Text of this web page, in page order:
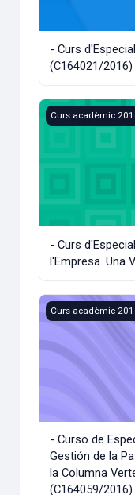
- Curs
(C164021/2016)
- Curs
Curs acadèmic
- Curs
l'Empresa. Una
- Curso de
Curs acadèmic
- Curso de
Gestión de la
la Columna
(C164059/2016)